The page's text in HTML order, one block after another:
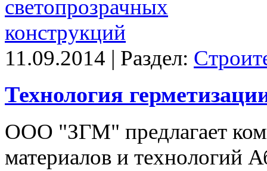
11.09.2014 | Раздел:
Технология
ООО "ЗГМ" предлагает
материалов и технологий